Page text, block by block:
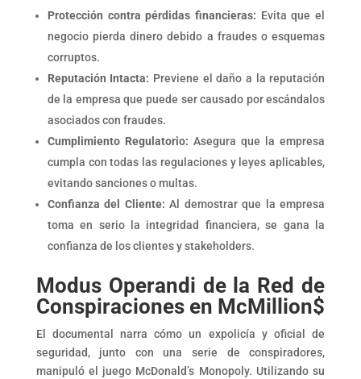
Protección contra pérdidas financieras: Evita que el
negocio pierda dinero debido a fraudes o esquemas
corruptos.
Reputación Intacta: Previene el daño a la reputación
de la empresa que puede ser causado por escándalos
asociados con fraudes.
Cumplimiento Regulatorio: Asegura que la empresa
cumpla con todas las regulaciones y leyes aplicables,
evitando sanciones o multas.
Confianza del Cliente: Al demostrar que la empresa
toma en serio la integridad financiera, se gana la
confianza de los clientes y stakeholders.
Modus Operandi de la Red de
Conspiraciones en McMillion$
El documental narra cómo un expolicía y oficial de
seguridad, junto con una serie de conspiradores,
manipuló el juego McDonald’s Monopoly. Utilizando su